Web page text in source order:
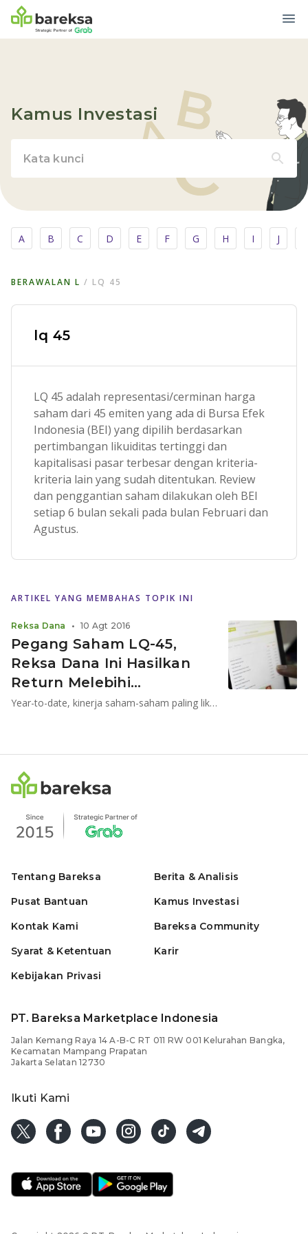
Kamus Investasi
A B C D E F G H I J
BERAWALAN L / LQ 45
lq 45
LQ 45 adalah representasi/cerminan harga
saham dari 45 emiten yang ada di Bursa Efek
Indonesia (BEI) yang dipilih berdasarkan
pertimbangan likuiditas tertinggi dan
kapitalisasi pasar terbesar dengan kriteria-
kriteria lain yang sudah ditentukan. Review
dan penggantian saham dilakukan oleh BEI
setiap 6 bulan sekali pada bulan Februari dan
Agustus.
ARTIKEL YANG MEMBAHAS TOPIK INI
Pegang Saham LQ-45,
Reksa Dana Ini Hasilkan
Return Melebihi
Benchmark
Year-to-date, kinerja saham-saham paling likuid berada di atas kinerja Indeks Harga Saham Gabungan (IHSG).
Reksa Dana • 10 Agt 2016
Tentang Bareksa
Pusat Bantuan
Kontak Kami
Syarat & Ketentuan
Kebijakan Privasi
Berita & Analisis
Kamus Investasi
Bareksa Community
Karir
PT. Bareksa Marketplace Indonesia
Jalan Kemang Raya 14 A-B-C RT 011 RW 001 Kelurahan Bangka,
Kecamatan Mampang Prapatan
Jakarta Selatan 12730
Ikuti Kami